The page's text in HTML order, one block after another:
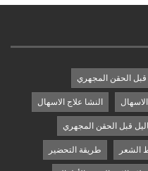
قبل الحقن المجهري
النشا علاج الاسهال
قبل الحقن المجهري
الشعر طريقة التحضير